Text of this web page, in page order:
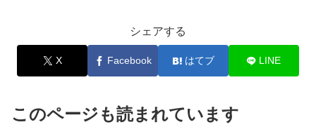
シェアする
X Facebook はてブ LINE
このページも読まれています